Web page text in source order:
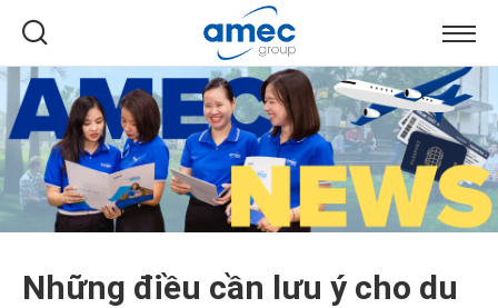
Những điều cần lưu ý cho du